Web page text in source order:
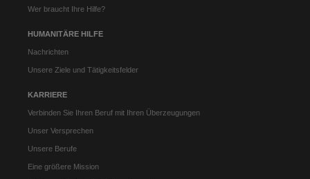
Wer braucht Ihre Hilfe?
HUMANITÄRE HILFE
Nachrichten
Unsere Ziele und Tätigkeitsfelder
KARRIERE
Verbinden Sie Ihren Beruf mit Ihren Überzeugungen
Unser Versprechen
Unsere Berufe
Eine größere Mission